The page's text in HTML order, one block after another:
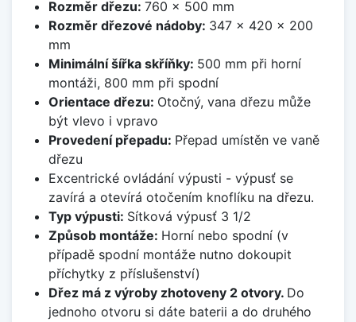
Rozměr dřezu: 760 x 500 mm
Rozměr dřezové nádoby: 347 x 420 x 200
mm
Minimální šířka skříňky: 500 mm při horní
montáži, 800 mm při spodní
Orientace dřezu: Otočný, vana dřezu může
být vlevo i vpravo
Provedení přepadu: Přepad umístěn ve vaně
dřezu
Excentrické ovládání výpusti - výpusť se
zavírá a otevírá otočením knoflíku na dřezu.
Typ výpusti: Sítková výpusť 3 1/2
Způsob montáže: Horní nebo spodní (v
případě spodní montáže nutno dokoupit
příchytky z příslušenství)
Dřez má z výroby zhotoveny 2 otvory. Do
jednoho otvoru si dáte baterii a do druhého